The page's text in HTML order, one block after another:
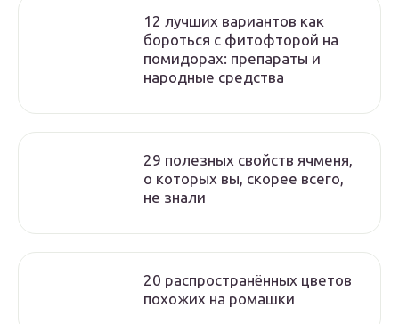
12 лучших вариантов как
бороться с фитофторой на
помидорах: препараты и
народные средства
29 полезных свойств ячменя,
о которых вы, скорее всего,
не знали
20 распространённых цветов
похожих на ромашки